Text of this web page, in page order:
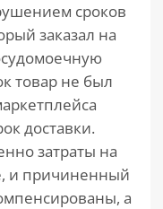
сроков
заказал на
товар не был
доставки.
затраты на
и причиненный
а